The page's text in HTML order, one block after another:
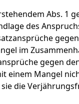
Abs. 1
des
im
gegen
einem Mangel
die